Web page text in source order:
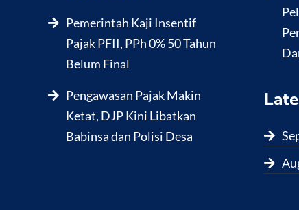
Pemerintah Kaji Insentif
Pajak PFII, PPh 0% 50 Tahun
Belum Final
Pengawasan Pajak Makin
Ketat, DJP Kini Libatkan
Babinsa dan Polisi Desa